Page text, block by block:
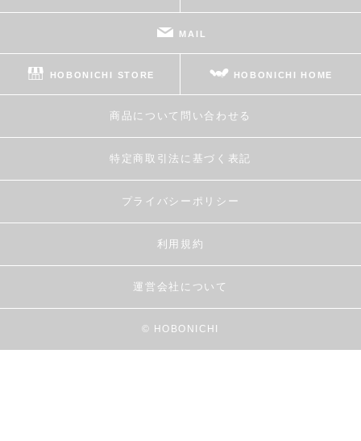
MAIL
HOBONICHI STORE HOBONICHI HOME
商品について問い合わせる
特定商取引法に基づく表記
プライバシーポリシー
利用規約
運営会社について
© HOBONICHI